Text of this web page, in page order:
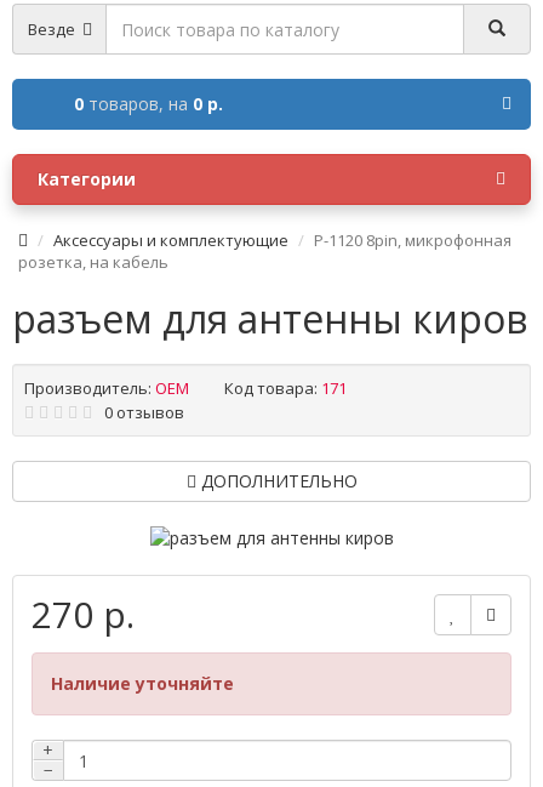
Везде
0 товаров, на 0 р.
Категории
Аксессуары и комплектующие
P-1120 8pin, микрофонная
розетка, на кабель
разъем для антенны киров
Производитель: OEM Код товара: 171
0 отзывов
ДОПОЛНИТЕЛЬНО
270 р.
Наличие уточняйте
+
−